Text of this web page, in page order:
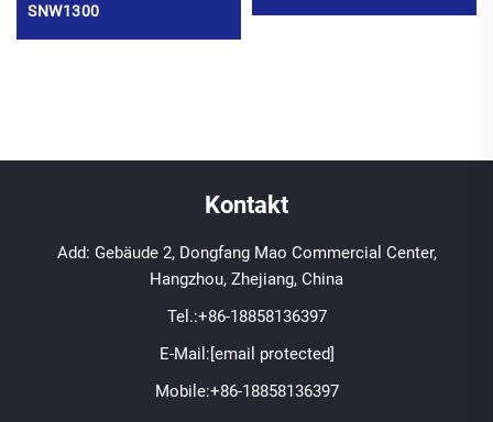
SNW1300
Kontakt
Add: Gebäude 2, Dongfang Mao Commercial Center,
Hangzhou, Zhejiang, China
Tel.:+86-18858136397
E-Mail:[email protected]
Mobile:+86-18858136397